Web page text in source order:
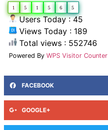
1 5 1 5 6 5
Users Today : 45
Views Today : 189
Total views : 552746
Powered By WPS Visitor Counter
FACEBOOK
GOOGLE+